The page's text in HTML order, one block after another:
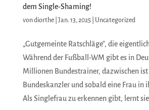
dem Single-Shaming!
vondiorthe| Jan. 13, 2025| Uncategorized
„Gutgemeinte Ratschläge“, die
Während der Fußball-WM gibt es in
Millionen Bundestrainer, dazwischen
Bundeskanzler und sobald eine Frau in
Als Singlefrau zu erkennen gibt, lernt